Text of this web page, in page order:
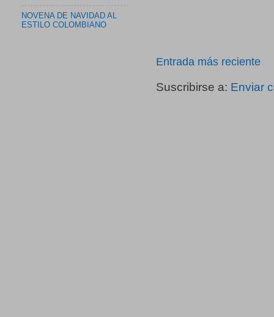
Entrada más reciente
Suscribirse a: Enviar
NOVENA DE NAVIDAD AL
ESTILO COLOMBIANO